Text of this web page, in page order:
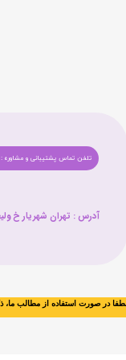
تلفن تماس پشتیبانی و مشاوره : 02165278985
آدرس : تهران شهریار خ ولیعصر​​​​​​​